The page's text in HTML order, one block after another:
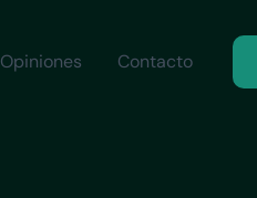
Opiniones Contacto